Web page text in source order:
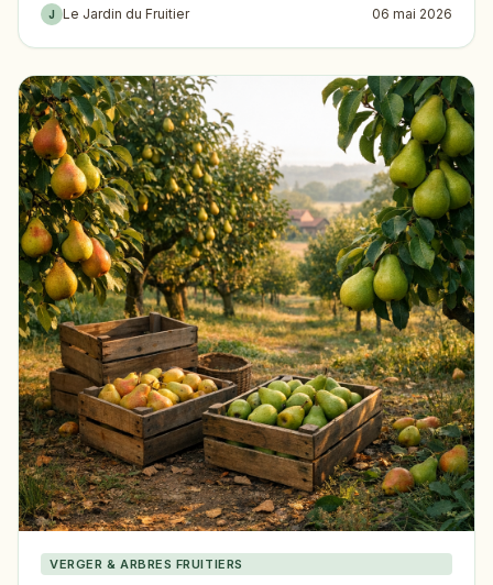
J Le Jardin du Fruitier 06 mai 2026
VERGER & ARBRES FRUITIERS